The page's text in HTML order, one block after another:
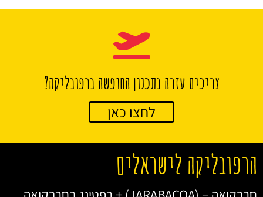
צריכים עזרה בתכנון החופשה ברפובליקה?
לחצו כאן
הרפובליקה לישראלים